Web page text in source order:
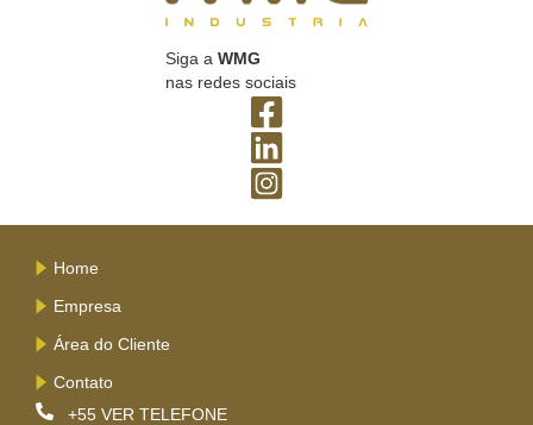
Siga a WMG
nas redes sociais
Home
Empresa
Área do Cliente
Contato
+55 VER TELEFONE